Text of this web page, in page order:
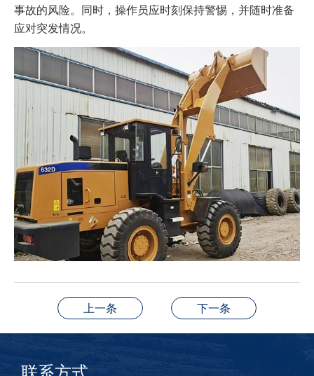
事故的风险。同时，操作员应时刻保持警惕，并随时准备
应对突发情况。
上一条 下一条
联系方式